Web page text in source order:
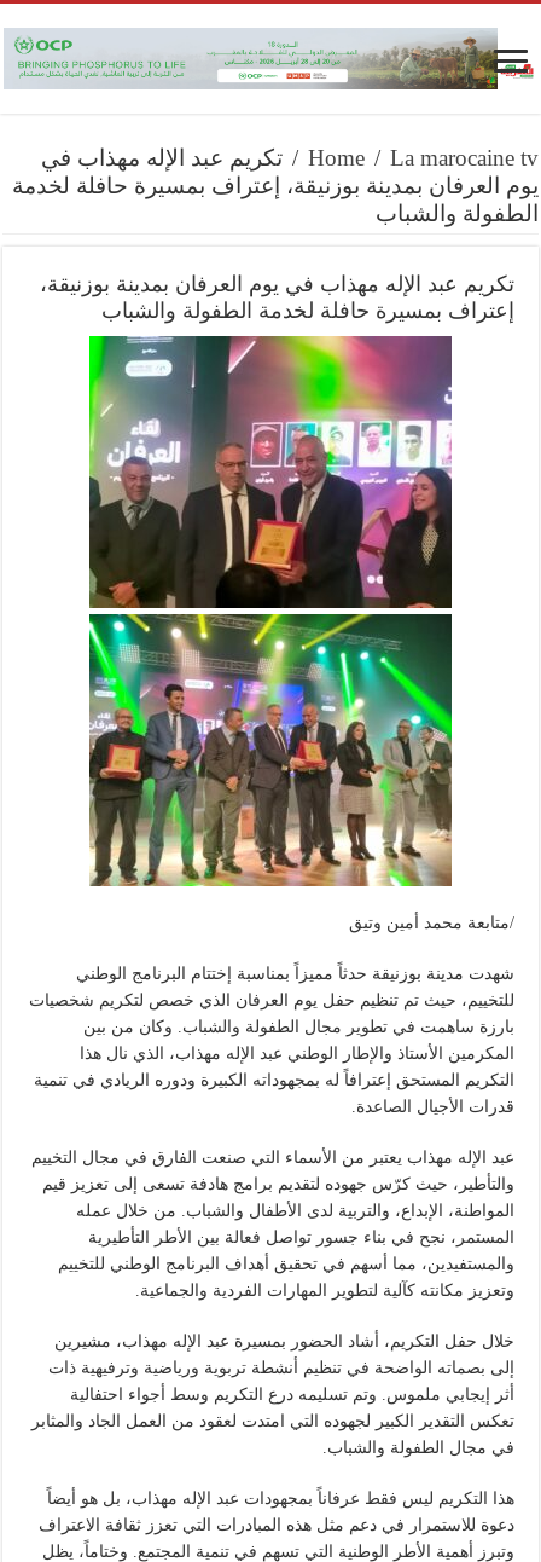
Home / La marocaine tv
/ تكريم عبد الإله مهذاب في
يوم العرفان بمدينة بوزنيقة، إعتراف بمسيرة حافلة لخدمة
الطفولة والشباب
تكريم عبد الإله مهذاب في يوم العرفان بمدينة بوزنيقة،
إعتراف بمسيرة حافلة لخدمة الطفولة والشباب
/متابعة محمد أمين وتيق
شهدت مدينة بوزنيقة حدثاً مميزاً بمناسبة إختتام البرنامج الوطني
للتخييم، حيث تم تنظيم حفل يوم العرفان الذي خصص لتكريم شخصيات
بارزة ساهمت في تطوير مجال الطفولة والشباب. وكان من بين
المكرمين الأستاذ والإطار الوطني عبد الإله مهذاب، الذي نال هذا
التكريم المستحق إعترافاً له بمجهوداته الكبيرة ودوره الريادي في تنمية
قدرات الأجيال الصاعدة.
عبد الإله مهذاب يعتبر من الأسماء التي صنعت الفارق في مجال التخييم
والتأطير، حيث كرّس جهوده لتقديم برامج هادفة تسعى إلى تعزيز قيم
المواطنة، الإبداع، والتربية لدى الأطفال والشباب. من خلال عمله
المستمر، نجح في بناء جسور تواصل فعالة بين الأطر التأطيرية
والمستفيدين، مما أسهم في تحقيق أهداف البرنامج الوطني للتخييم
وتعزيز مكانته كآلية لتطوير المهارات الفردية والجماعية.
خلال حفل التكريم، أشاد الحضور بمسيرة عبد الإله مهذاب، مشيرين
إلى بصماته الواضحة في تنظيم أنشطة تربوية ورياضية وترفيهية ذات
أثر إيجابي ملموس. وتم تسليمه درع التكريم وسط أجواء احتفالية
تعكس التقدير الكبير لجهوده التي امتدت لعقود من العمل الجاد والمثابر
في مجال الطفولة والشباب.
هذا التكريم ليس فقط عرفاناً بمجهودات عبد الإله مهذاب، بل هو أيضاً
دعوة للاستمرار في دعم مثل هذه المبادرات التي تعزز ثقافة الاعتراف
وتبرز أهمية الأطر الوطنية التي تسهم في تنمية المجتمع. وختاماً، يظل